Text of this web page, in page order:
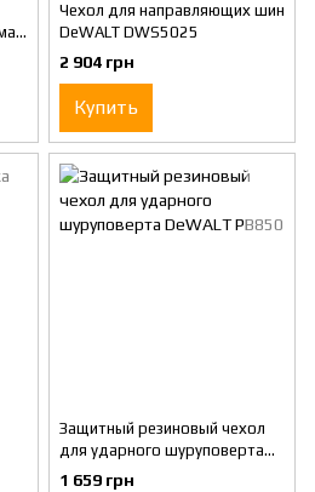
Чехол для направляющих шин
DeWALT DWS5025
2 904 грн
Купить
Защитный резиновый чехол
для ударного шуруповерта
DeWALT PB850
1 659 грн